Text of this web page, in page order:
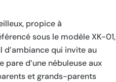
propice à
sous le modèle XK-01,
d’ambiance qui invite au
d’une nébuleuse aux
et grands-parents